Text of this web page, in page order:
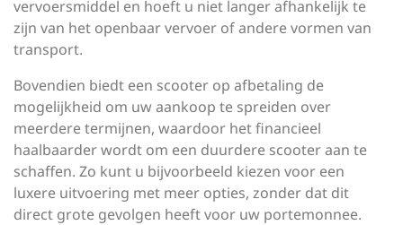
vervoersmiddel en hoeft u niet langer afhankelijk te
zijn van het openbaar vervoer of andere vormen van
transport.
Bovendien biedt een scooter op afbetaling de
mogelijkheid om uw aankoop te spreiden over
meerdere termijnen, waardoor het financieel
haalbaarder wordt om een duurdere scooter aan te
schaffen. Zo kunt u bijvoorbeeld kiezen voor een
luxere uitvoering met meer opties, zonder dat dit
direct grote gevolgen heeft voor uw portemonnee.